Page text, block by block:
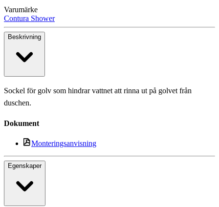
Varumärke
Contura Shower
Beskrivning
Sockel för golv som hindrar vattnet att rinna ut på golvet från
duschen.
Dokument
Monteringsanvisning
Egenskaper